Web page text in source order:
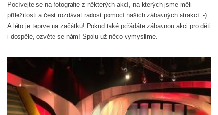
Podívejte se na fotografie z některých akcí, na kterých jsme měli
příležitosti a čest rozdávat radost pomocí našich zábavných atrakcí :-).
A léto je teprve na začátku! Pokud také pořádáte zábavnou akci pro děti
i dospělé, ozvěte se nám! Spolu už něco vymyslíme.